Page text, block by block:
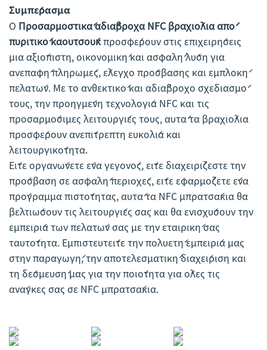
Συμπέρασμα
Ο Προσαρμοστικά αδιάβροχα NFC βραχιόλια από
πυριτικό καουτσούκπροσφέρουν στις επιχειρήσεις
μια αξιόπιστη, οικονομική και ασφαλή λύση για
ανεπαφή πληρωμές, έλεγχο πρόσβασης και εμπλοκή
πελατών. Με το ανθεκτικό και αδιάβροχο σχεδιασμό
τους, την προηγμένη τεχνολογία NFC και τις
προσαρμόσιμες λειτουργίες τους, αυτά τα βραχιόλια
προσφέρουν ανεπίτρεπτη ευκολία και
λειτουργικότητα.
Είτε οργανώνετε ένα γεγονός, είτε διαχειρίζεστε την
πρόσβαση σε ασφαλή περιοχές, είτε εφαρμόζετε ένα
πρόγραμμα πιστότητας, αυτά τα NFC μπρατσάκια θα
βελτιώσουν τις λειτουργίες σας και θα ενισχύσουν την
εμπειρία των πελατών σας με την εταιρική σας
ταυτότητα. Εμπιστευτείτε την πολυετή εμπειρία μας
στην παραγωγή, την αποτελεσματική διαχείριση και
τη δέσμευσή μας για την ποιότητα για όλες τις
ανάγκες σας σε NFC μπρατσάκια.